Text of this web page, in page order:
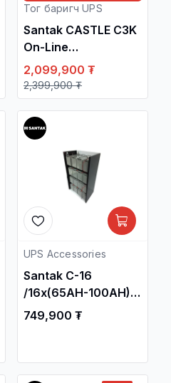
Тог баригч UPS
Santak CASTLE C3K
On-Line
3000VA/2700W
Tower UPS / Тог
Баригч
тогтворжуулагч /
2,099,900 ₮
2,399,900 ₮
UPS Accessories
Santak C-16
/16x(65AH-100AH)/
Battery Cabinet /
749,900 ₮